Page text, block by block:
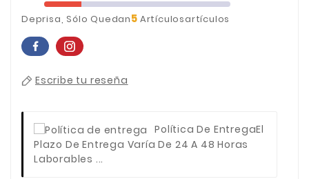
Deprisa, Sólo Quedan5 Artículosartículos
Escribe tu reseña
Política De EntregaEl
Plazo De Entrega Varía De 24 A 48 Horas
Laborables ...